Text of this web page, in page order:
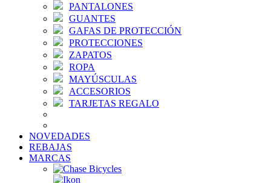
PANTALONES
GUANTES
GAFAS DE PROTECCIÓN
PROTECCIONES
ZAPATOS
ROPA
MAYÚSCULAS
ACCESORIOS
TARJETAS REGALO
NOVEDADES
REBAJAS
MARCAS